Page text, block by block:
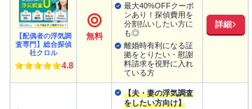
【配偶者の浮気調
査専門】総合探偵
社クロル
4.8
無料
最大40%OFFクーポ
ンあり！探偵費用を
分割払いしたい方に
も◎
離婚時有利になる証
拠をとりたい・慰謝
料請求を視野に入れ
ている方
詳細
【夫・妻の浮気調査
をしたい方向け】